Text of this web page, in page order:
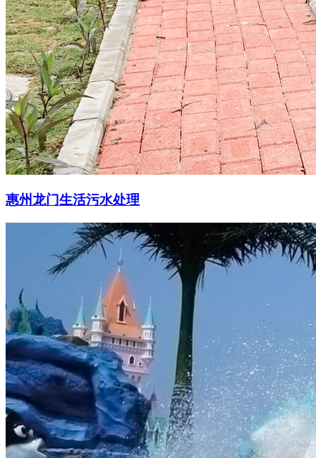
惠州龙门生活污水处理